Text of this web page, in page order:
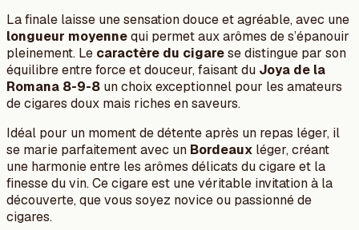
La finale laisse une sensation douce et agréable, avec une
longueur moyennequi permet aux arômes de s’épanouir
pleinement. Le caractère du cigarese distingue par son
équilibre entre force et douceur, faisant du Joya de la
Romana 8-9-8 un choix exceptionnel pour les amateurs
de cigares doux mais riches en saveurs.
Idéal pour un moment de détente après un repas léger, il
se marie parfaitement avec un Bordeaux léger, créant
une harmonie entre les arômes délicats du cigare et la
finesse du vin. Ce cigare est une véritable invitation à la
découverte, que vous soyez novice ou passionné de
cigares.